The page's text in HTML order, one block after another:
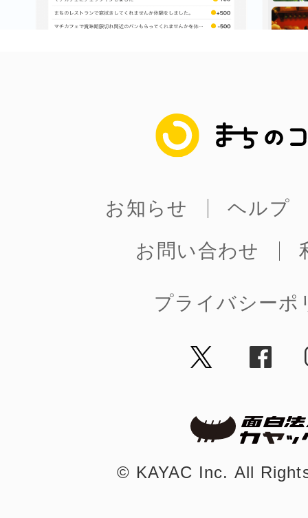
まちのコイン
お知らせ
ヘルプ
お問い合わせ
プライバシーポ
©︎ KAYAC Inc. All